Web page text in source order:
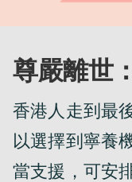
尊嚴離世
香港人走到最
以選擇到寧養
當支援，可安